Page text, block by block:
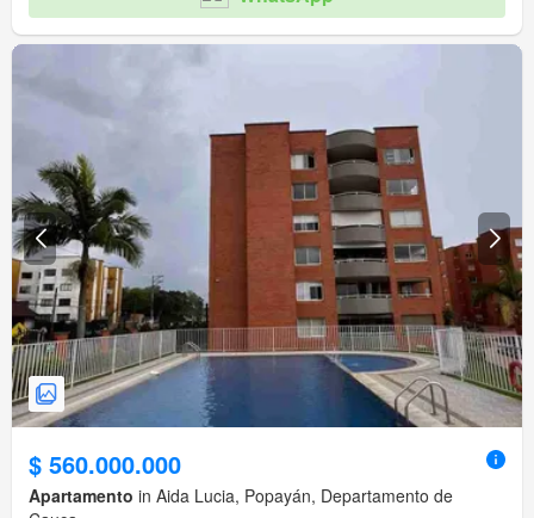
$ 560.000.000
Apartamento in Aida Lucia, Popayán, Departamento de